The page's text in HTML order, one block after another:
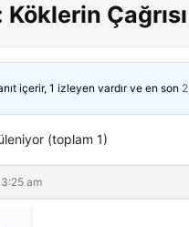
içerir, 1 izleyen vardır ve en son
(toplam 1)
am